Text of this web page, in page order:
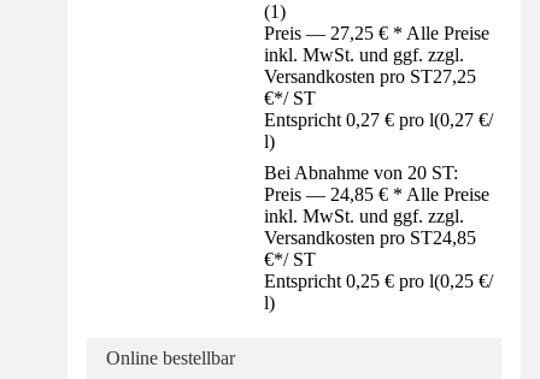
(1)
Preis — 27,25 € * Alle Preise
inkl. MwSt. und ggf. zzgl.
Versandkosten pro ST27,25
€*/ ST
Entspricht 0,27 € pro l(0,27 €/
l)
Bei Abnahme von 20 ST:
Preis — 24,85 € * Alle Preise
inkl. MwSt. und ggf. zzgl.
Versandkosten pro ST24,85
€*/ ST
Entspricht 0,25 € pro l(0,25 €/
l)
Online bestellbar